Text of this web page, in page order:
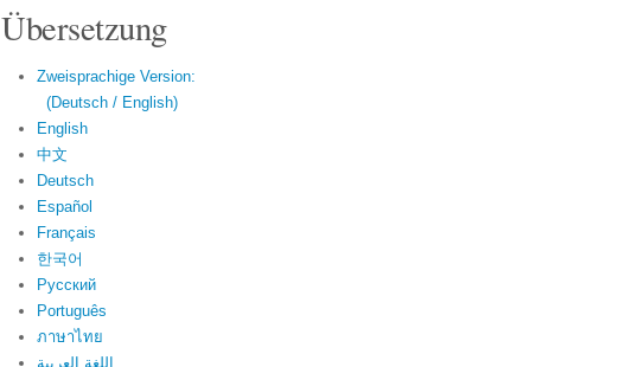
Übersetzung
Zweisprachige Version:
(Deutsch / English)
English
中文
Deutsch
Español
Français
한국어
Русский
Português
ภาษาไทย
اللغة العربية